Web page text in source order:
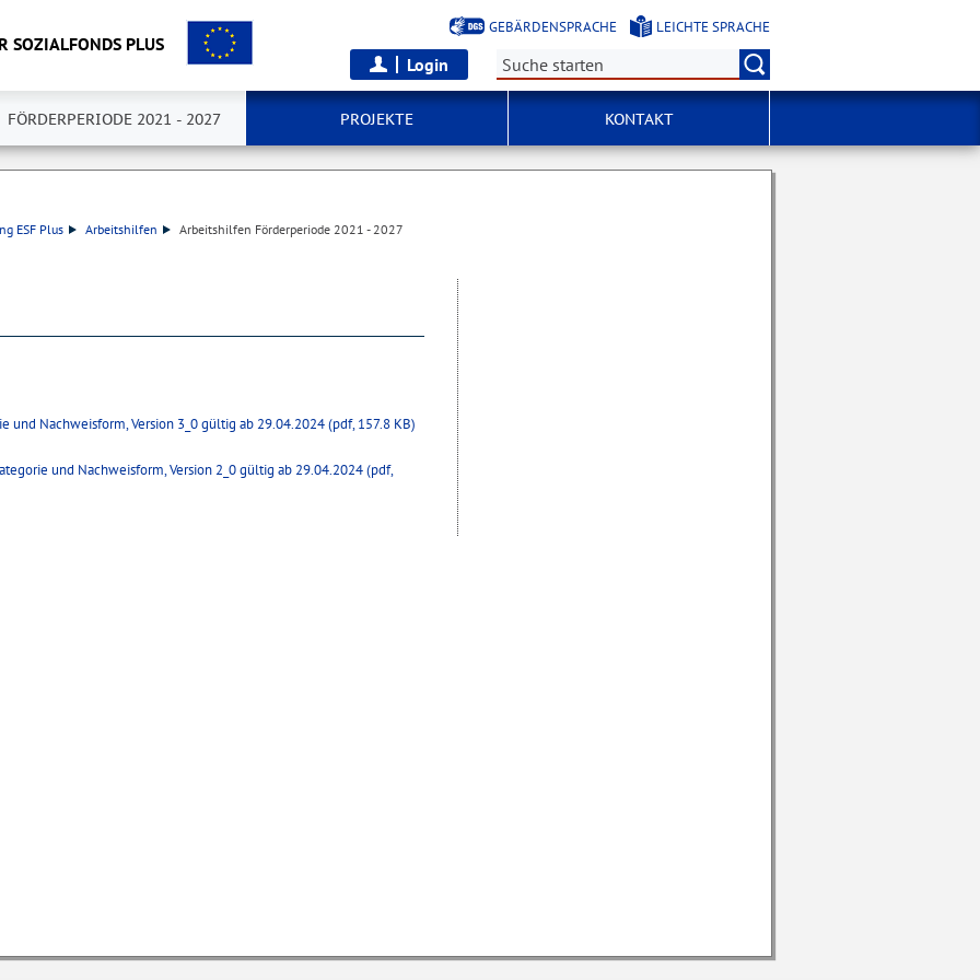
SOZIALFONDS PLUS
GEBÄRDENSPRACHE LEICHTE SPRACHE
Login Suche:
FÖRDERPERIODE 2021 - 2027 PROJEKTE KONTAKT
ESF Plus Arbeitshilfen
Arbeitshilfen Förderperiode 2021 - 2027
und Nachweisform, Version 3_0 gültig ab 29.04.2024 (pdf, 157.8 KB)
und Nachweisform, Version 2_0 gültig ab 29.04.2024 (pdf,